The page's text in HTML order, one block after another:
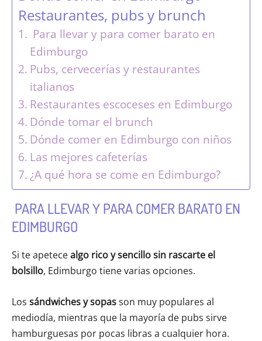
Restaurantes, pubs y brunch
Para llevar y para comer barato en
Edimburgo
Pubs, cervecerías y restaurantes
italianos
Restaurantes escoceses en Edimburgo
Dónde tomar el brunch
Dónde comer en Edimburgo con niños
Las mejores cafeterías
¿A qué hora se come en Edimburgo?
PARA LLEVAR Y PARA COMER BARATO EN
EDIMBURGO
Si te apetecealgo rico y sencillo sin rascarte el
bolsillo, Edimburgo tiene varias opciones.
Los sándwiches y sopasson muy populares al
mediodía, mientras que la mayoría de pubs sirve
hamburguesas por pocas libras a cualquier hora.